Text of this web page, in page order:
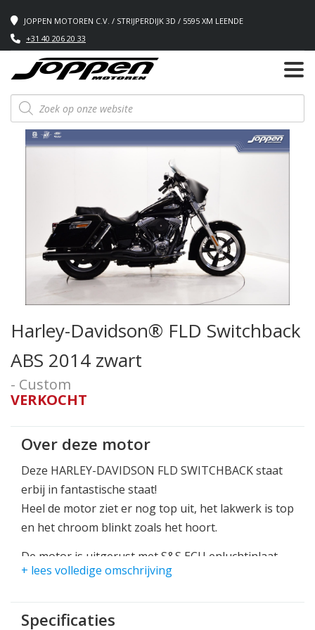
JOPPEN MOTOREN C.V. / STRIJPERDIJK 3D / 5595 XM LEENDE
+31 40 206 20 33
Producten
zoeken
Harley-Davidson® FLD Switchback
ABS 2014 zwart
- Custom
VERKOCHT
Over deze motor
Deze HARLEY-DAVIDSON FLD SWITCHBACK staat
erbij in fantastische staat!
Heel de motor ziet er nog top uit, het lakwerk is top
en het chroom blinkt zoals het hoort.
De motor is uitgerust met S&S ECU enluchtinlaat.
voor heerlijk veel power en geluid!
Maar de originele onderdelen zijn ook nog netjes
+ lees volledige omschrijving
Specificaties